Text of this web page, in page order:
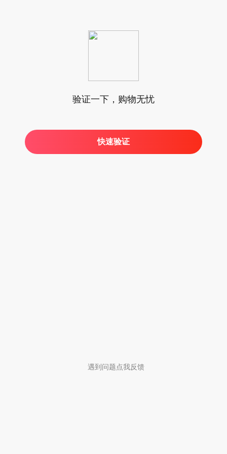
验证一下，购物无忧
快速验证
遇到问题点我反馈